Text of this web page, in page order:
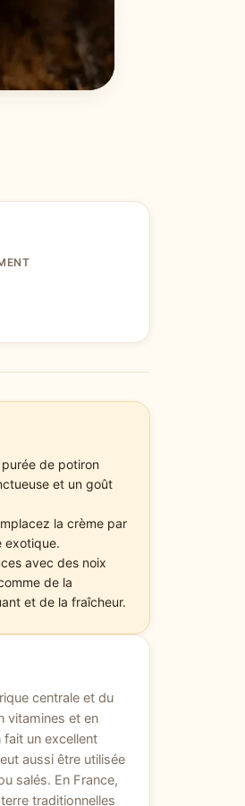
de potiron
et un goût
la crème par
exotique.
avec des noix
de la
et de la fraîcheur.
centrale et du
vitamines et en
fait un excellent
aussi être utilisée
salés. En France,
traditionnelles